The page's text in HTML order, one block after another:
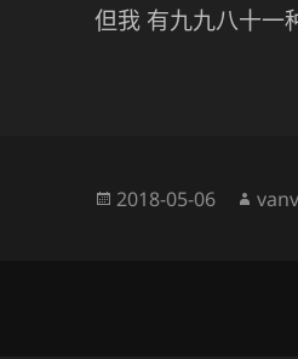
但我 有九九八十一
发
2018-05-06
作